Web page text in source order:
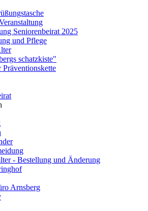
Seniorenbeirat 2025
und Pflege
schatzkiste"
Präventionskette
- Bestellung und Änderung
Arnsberg